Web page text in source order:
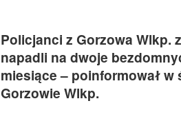
Policjanci z Gorzowa Wlkp.
napadli na dwoje
miesiące – poinformował
Gorzowie Wlkp.